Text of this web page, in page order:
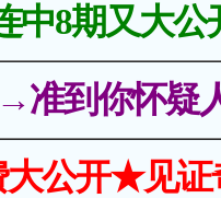
中8期又大公
准到你怀疑
公开★见证